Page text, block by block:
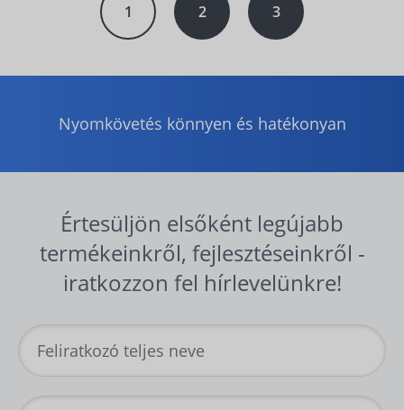
1 2 3
Nyomkövetés könnyen és hatékonyan
Értesüljön elsőként legújabb
termékeinkről, fejlesztéseinkről -
iratkozzon fel hírlevelünkre!